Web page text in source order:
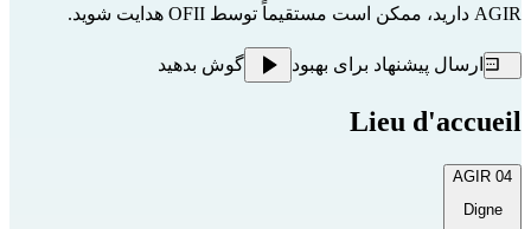
AGIR دارید، ممکن است مستقیماً
توسط OFII هدایت شوید.
ارسال پیشنهاد برای بهبود گوش بدهید
Lieu d'accueil
AGIR 04
Digne